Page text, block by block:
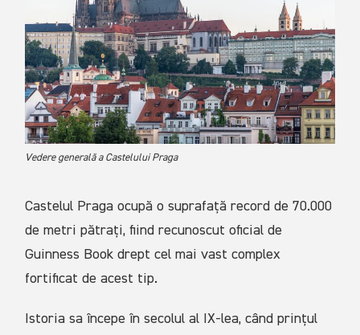
Vedere generală a Castelului Praga
Castelul Praga ocupă o suprafață record de 70.000
de metri pătrați, fiind recunoscut oficial de
Guinness Book drept cel mai vast complex
fortificat de acest tip.
Istoria sa începe în secolul al IX-lea, când prințul